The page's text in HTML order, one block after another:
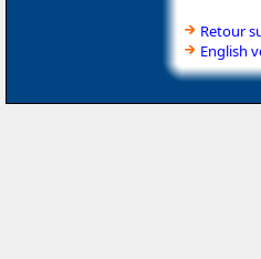
Retour
English